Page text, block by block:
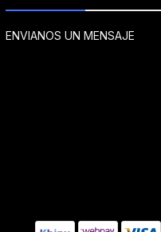
ENVIANOS UN MENSAJE